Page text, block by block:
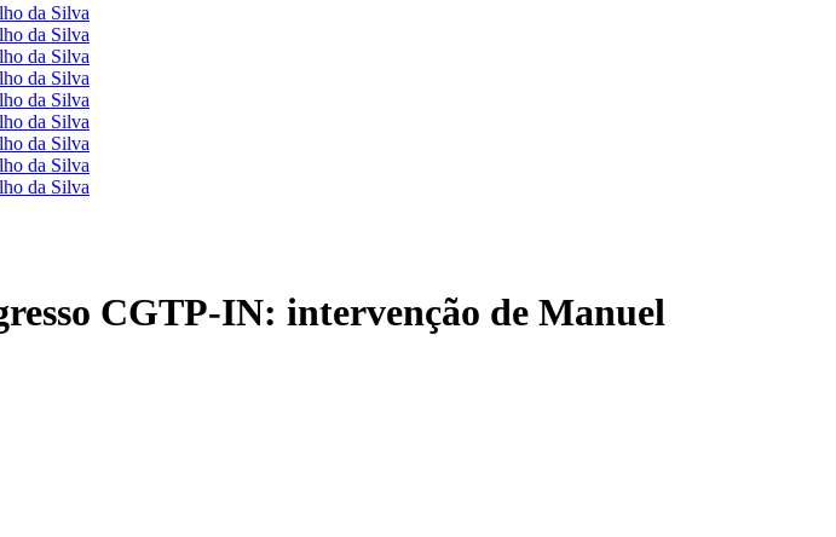
da Silva
da Silva
da Silva
da Silva
da Silva
da Silva
da Silva
da Silva
da Silva
CGTP-IN: intervenção de Manuel